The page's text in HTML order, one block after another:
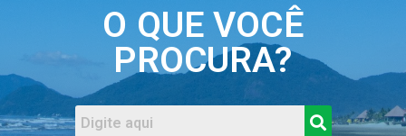
O QUE VOCÊ
PROCURA?